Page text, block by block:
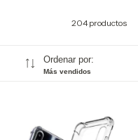
204 productos
Ordenar por:
Más vendidos